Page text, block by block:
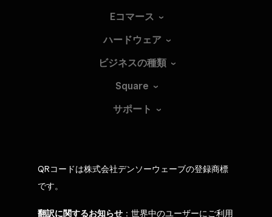
Eコマース
ハードウェア
ビジネスの種類
Square
サポート
QRコードは株式会社デンソーウェーブの登録商標
です。
翻訳に関するお知らせ ：世界中のユーザーにご利用